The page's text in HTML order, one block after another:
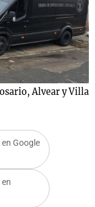
Alvear y Villa
Google